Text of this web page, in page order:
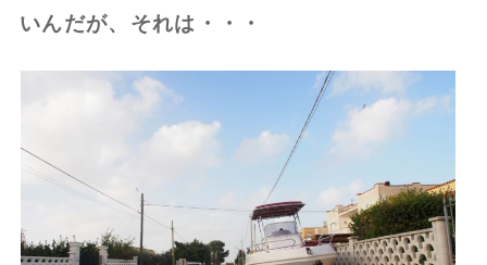
いんだが、それは・・・